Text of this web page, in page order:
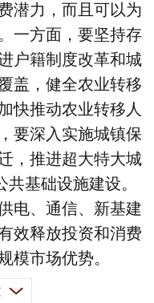
潜力，而且可以为
一方面，要坚持存
户籍制度改革和城
盖，健全农业转移
快推动农业转移人
要深入实施城镇保
，推进超大特大城
共基础设施建设。
电、通信、新基建
效释放投资和消费
模市场优势。